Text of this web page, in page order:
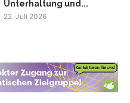
Unterhaltung und...
22. Juli 2026